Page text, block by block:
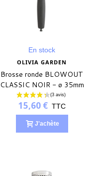
En stock
OLIVIA GARDEN
Brosse ronde BLOWOUT
CLASSIC NOIR - ø 35mm
15,60 € TTC
J'achète